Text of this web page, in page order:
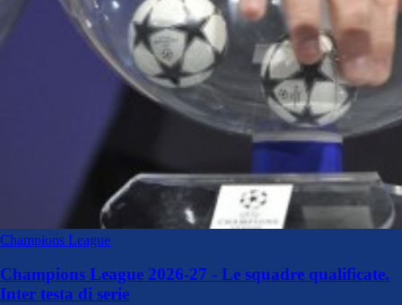
Champions League
Champions League 2026-27 - Le squadre qualificate.
Inter testa di serie